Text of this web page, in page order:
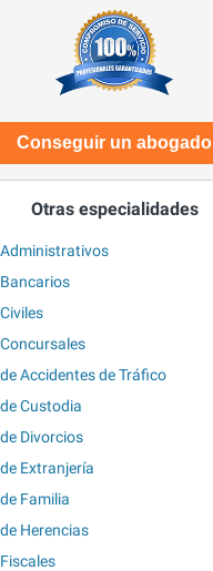
Conseguir un abogado
Otras especialidades
Accidentes de Tráfico
Custodia
Divorcios
Extranjería
Familia
Herencias